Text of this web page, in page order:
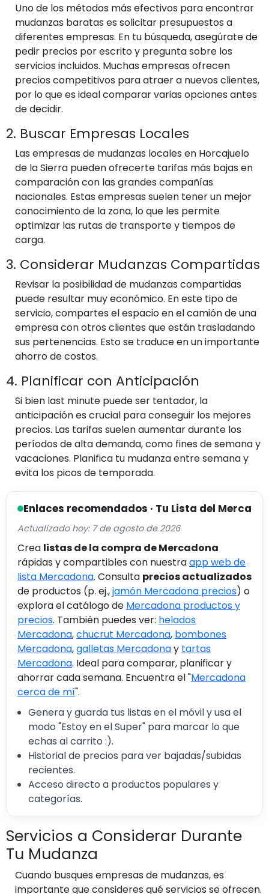
Uno de los métodos más efectivos para encontrar
mudanzas baratas es solicitar presupuestos a
diferentes empresas. En tu búsqueda, asegúrate de
pedir precios por escrito y pregunta sobre los
servicios incluidos. Muchas empresas ofrecen
precios competitivos para atraer a nuevos clientes,
por lo que es ideal comparar varias opciones antes
de decidir.
2. Buscar Empresas Locales
Las empresas de mudanzas locales en Horcajuelo
de la Sierra pueden ofrecerte tarifas más bajas en
comparación con las grandes compañías
nacionales. Estas empresas suelen tener un mejor
conocimiento de la zona, lo que les permite
optimizar las rutas de transporte y tiempos de
carga.
3. Considerar Mudanzas Compartidas
Revisar la posibilidad de mudanzas compartidas
puede resultar muy económico. En este tipo de
servicio, compartes el espacio en el camión de una
empresa con otros clientes que están trasladando
sus pertenencias. Esto se traduce en un importante
ahorro de costos.
4. Planificar con Anticipación
Si bien last minute puede ser tentador, la
anticipación es crucial para conseguir los mejores
precios. Las tarifas suelen aumentar durante los
períodos de alta demanda, como fines de semana y
vacaciones. Planifica tu mudanza entre semana y
evita los picos de temporada.
Enlaces recomendados · Tu Lista del Merca
Actualizado hoy: 7 de agosto de 2026
Crea listas de la compra de Mercadona
rápidas y compartibles con nuestraapp web de
lista Mercadona. Consulta precios actualizados
de productos (p. ej.,jamón Mercadona precios) o
explora el catálogo de Mercadona productos y
precios. También puedes ver: helados
Mercadona,chucrut Mercadona, bombones
Mercadona,galletas Mercadonay tartas
Mercadona. Ideal para comparar, planificar y
ahorrar cada semana. Encuentra el "Mercadona
cerca de mí".
Genera y guarda tus listas en el móvil y usa el
modo "Estoy en el Super" para marcar lo que
echas al carrito :).
Historial de precios para ver bajadas/subidas
recientes.
Acceso directo a productos populares y
categorías.
Servicios a Considerar Durante
Tu Mudanza
Cuando busques empresas de mudanzas, es
importante que consideres qué servicios se ofrecen.